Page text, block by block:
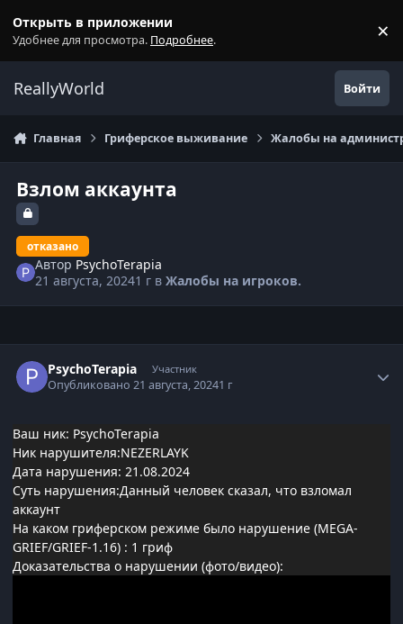
Открыть в приложении
Удобнее для просмотра. Подробнее. ×
ReallyWorld Войти
Главная Гриферское выживание Жалобы на
Взлом аккаунта
отказано
Автор PsychoTerapia
21 августа, 20241 г вЖалобы на игроков.
PsychoTerapia Участник
Опубликовано21 августа, 20241 г
Ваш ник: PsychoTerapia
Ник нарушителя:NEZERLAYK
Дата нарушения: 21.08.2024
Суть нарушения:Данный человек сказал, что взломал
аккаунт
На каком гриферском режиме было нарушение (MEGA-
GRIEF/GRIEF-1.16) : 1 гриф
Доказательства о нарушении (фото/видео):